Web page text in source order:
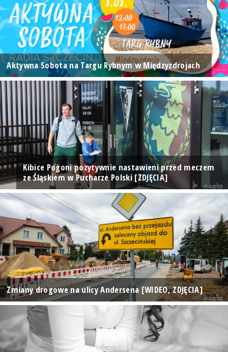
Aktywna Sobota na Targu Rybnym w Międzyzdrojach
Kibice Pogoni pozytywnie nastawieni przed meczem
ze Śląskiem w Pucharze Polski [ZDJĘCIA]
Zmiany drogowe na ulicy Andersena [WIDEO, ZDJĘCIA]